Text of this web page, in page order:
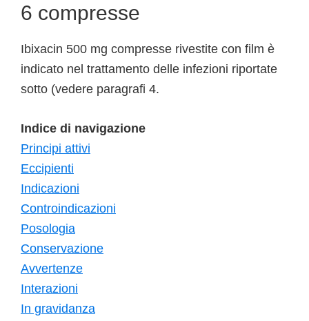
online
6 compresse
Ibixacin 500 mg compresse rivestite con film è
indicato nel trattamento delle infezioni riportate
sotto (vedere paragrafi 4.
Indice di navigazione
Principi attivi
Eccipienti
Indicazioni
Controindicazioni
Posologia
Conservazione
Avvertenze
Interazioni
In gravidanza